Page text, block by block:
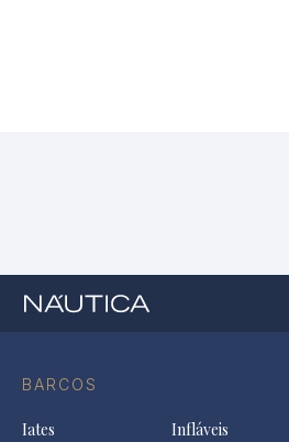
BARCOS
Iates Infláveis